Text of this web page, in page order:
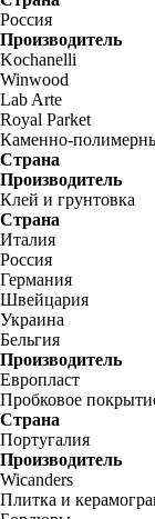
Россия
Производитель
Kochanelli
Winwood
Lab Arte
Royal Parket
Каменно-
Страна
Производитель
Клей и грунтовка
Страна
Италия
Россия
Германия
Швейцария
Украина
Бельгия
Производитель
Европласт
Пробковое
Страна
Португалия
Производитель
Wicanders
Плитка и